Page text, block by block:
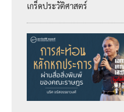
เกร็ดประวัติศาสตร์